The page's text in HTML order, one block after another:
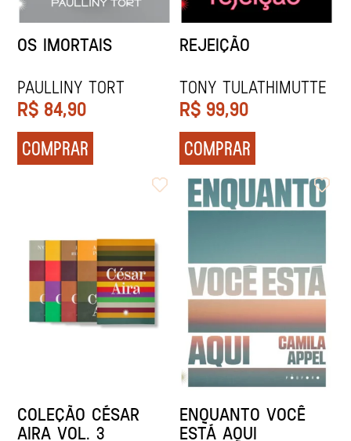
OS IMORTAIS
Paulliny Tort
R$ 84,90
COMPRAR
REJEIÇÃO
Tony Tulathimutte
R$ 99,90
COMPRAR
COLEÇÃO CÉSAR
AIRA VOL. 3
ENQUANTO VOCÊ
ESTÁ AQUI